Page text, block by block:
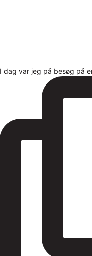
I dag var jeg på besøg på